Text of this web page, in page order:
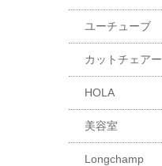
ユーチューブ
カットチェアー
HOLA
美容室
Longchamp